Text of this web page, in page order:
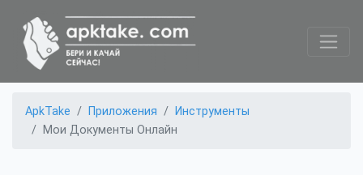
ApkTake Приложения
Инструменты
Мои Документы Онлайн